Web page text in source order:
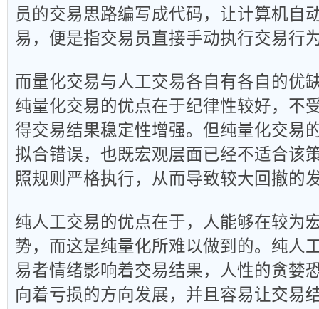
员的交易思路编写成代码，让计算机自
易，便是指交易员直接手动执行交易行
而量化交易与人工交易各自有各自的优
纯量化交易的优点在于纪律性较好，不
得交易结果稳定性增强。但纯量化交易
拟合错误，也既宏观层面已经不适合该
照规则严格执行，从而导致较大回撤的
纯人工交易的优点在于，人能够在较为
势，而这是纯量化所难以做到的。纯人
易者情绪影响着交易结果，人性的贪婪
向着亏损的方向发展，并且容易让交易